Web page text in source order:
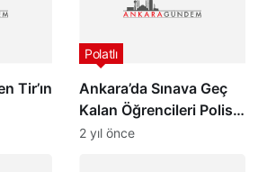
Tir’ın
Ankara’da Sınava Geç
Kalan Öğrencileri Polis
Yetiştirdi
2 yıl önce